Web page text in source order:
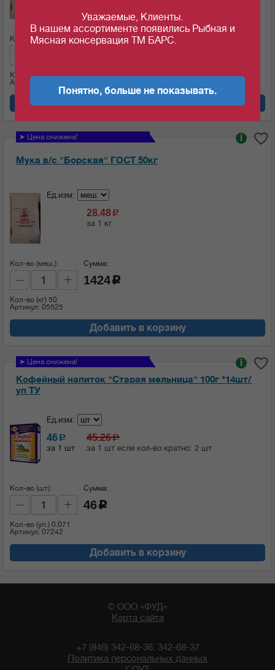
Кол-во (меш.):
Кол-во (кг)25
Артикул: 09243
Сумма:
Добавить в корзину
➤ Цена снижена!
Мука в/с "Борская" ГОСТ 50кг
i
Ед.изм:
28.48c
за 1 кг
Кол-во (меш.):
Кол-во (кг) 50
Артикул: 05525
Сумма:
1424 c
Добавить в корзину
➤ Цена снижена!
Кофейный напиток "Старая мельница" 100г *14шт/
уп ТУ
i
Ед.изм:
46c
за 1 шт
45.26c
за 1 шт если кол-во кратно: 2 шт
Кол-во (шт):
Кол-во (уп.) 0.071
Артикул: 07242
Сумма:
46 c
Добавить в корзину
© ООО «ФУД»
Карта сайта
+7 (846) 342-68-36, 342-68-37
Политика персональных данных
Уважаемые, Клиенты.
В нашем ассортименте появились Рыбная и
Мясная консервация ТМ БАРС.
Понятно, больше не показывать.